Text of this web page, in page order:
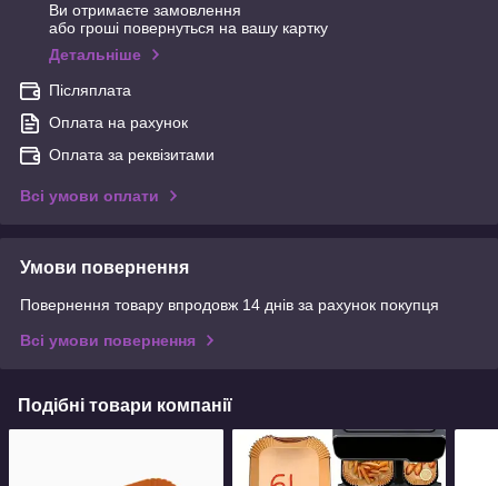
Ви отримаєте замовлення
або гроші повернуться на вашу картку
Детальніше
Післяплата
Оплата на рахунок
Оплата за реквізитами
Всі умови оплати
Умови повернення
Повернення товару впродовж 14 днів за рахунок покупця
Всі умови повернення
Подібні товари компанії